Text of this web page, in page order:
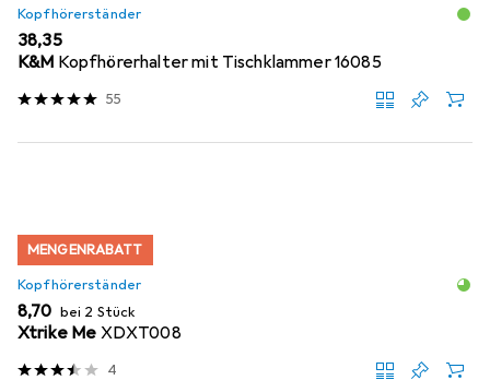
Kopfhörerständer
EUR
38,35
K&M Kopfhörerhalter mit Tischklammer 16085
55
MENGENRABATT
Kopfhörerständer
EUR
8,70 bei 2 Stück
Xtrike Me XDXT008
4